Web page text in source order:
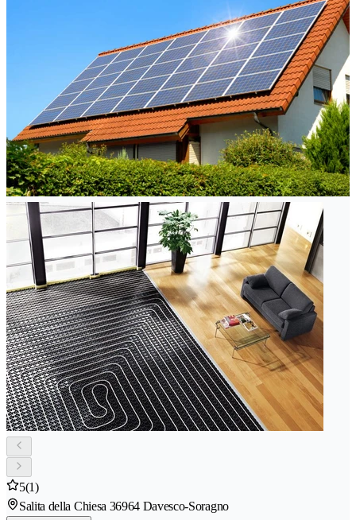
5(1)
Salita della Chiesa 36964 Davesco-Soragno